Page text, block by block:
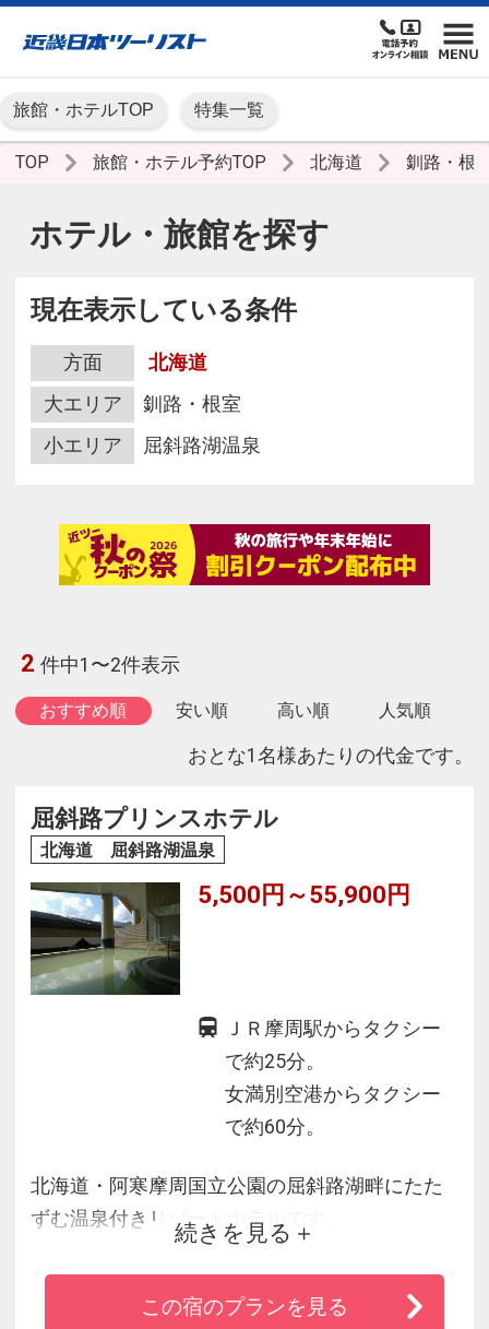
旅館・ホテルTOP 特集一覧
TOP 旅館・ホテル予約TOP 北海道 釧路・根
ホテル・旅館を探す
現在表示している条件
方面
北海道
大エリア
釧路・根室
小エリア
屈斜路湖温泉
2 件中1〜2件表示
おすすめ順 安い順 高い順 人気順
おとな1名様あたりの代金です。
屈斜路プリンスホテル
北海道 屈斜路湖温泉
5,500円～55,900円
ＪＲ摩周駅からタクシー
で約25分。
女満別空港からタクシー
で約60分。
北海道・阿寒摩周国立公園の屈斜路湖畔にたた
ずむ温泉付きリゾートホテルです。
上層階のお部屋からは、屈斜路湖や藻琴山を一
望できます。
東北海道の観光の基点として、またサイクリン
続きを見る
この宿のプランを見る